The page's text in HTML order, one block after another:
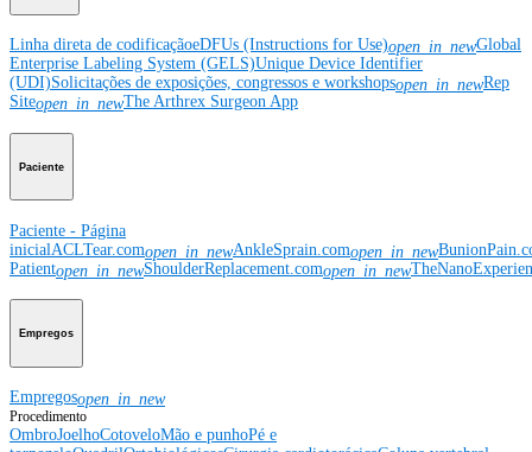
Linha direta de codificaçãoeDFUs (Instructions for Use)open_in_newGlobal
Enterprise Labeling System (GELS)Unique Device Identifier
(UDI)Solicitações de exposições, congressos e workshopsopen_in_newRep
Siteopen_in_newThe Arthrex Surgeon App
Paciente
Paciente - Página
inicial ACLTear.comopen_in_newAnkleSprain.comopen_in_new
Patientopen_in_newShoulderReplacement.comopen_in_new
Empregos
Empregosopen_in_new
Procedimento
OmbroJoelhoCotoveloMão e punhoPé e